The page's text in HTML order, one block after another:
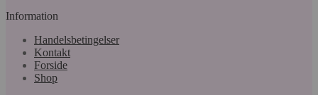
Information
Handelsbetingelser
Kontakt
Forside
Shop